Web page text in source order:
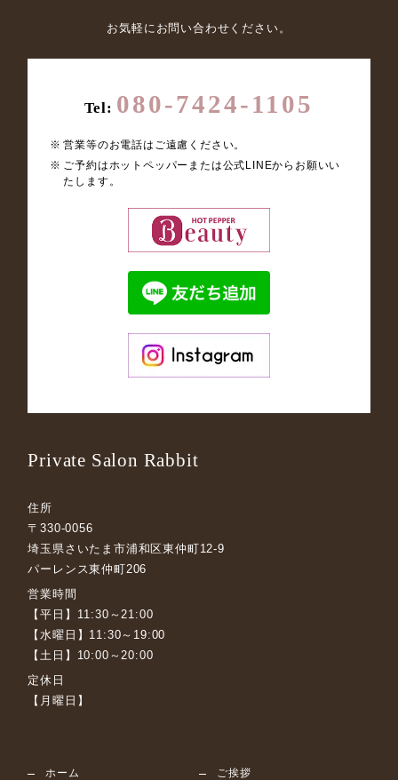
お気軽にお問い合わせください。
Tel: 080-7424-1105
営業等のお電話はご遠慮ください。
ご予約はホットペッパーまたは公式LINEからお願いい
たします。
Private Salon Rabbit
住所
〒330-0056
埼玉県さいたま市浦和区東仲町12-9
パーレンス東仲町206
営業時間
【平日】11:30～21:00
【水曜日】11:30～19:00
【土日】10:00～20:00
定休日
【月曜日】
ホーム ご挨拶